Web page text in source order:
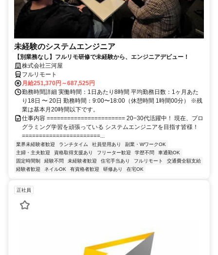
未経験のシステムエンジニア
【別業務なし】フルリモ研修で未経験から、エンジニアデビュー！
株式会社三河屋
フルリモート
月給251,370円～687,525円
勤務時間詳細 実働時間：1日あたり8時間 平均勤務日数：1ヶ月あた
り18日 〜 20日 勤務時間：9:00〜18:00（休憩時間 1時間00分） ※残
業は基本月20時間以下です。
仕事内容 ======================= 20−30代活躍中！ 現在、プロ
グラミング学習を頑張っている システムエンジニアを目指す皆様！
=======================...
業界未経験者歓迎 ランチタイム 社員登用あり
副業・WワークOK
主婦・主夫歓迎
資格取得支援あり フリーター歓迎 学歴不問
車通勤OK
固定時間制
経験不問 未経験者歓迎 住宅手当あり フルリモート
交通費全額支給
経験者歓迎
ネイルOK 有資格者歓迎 研修あり 在宅OK
正社員